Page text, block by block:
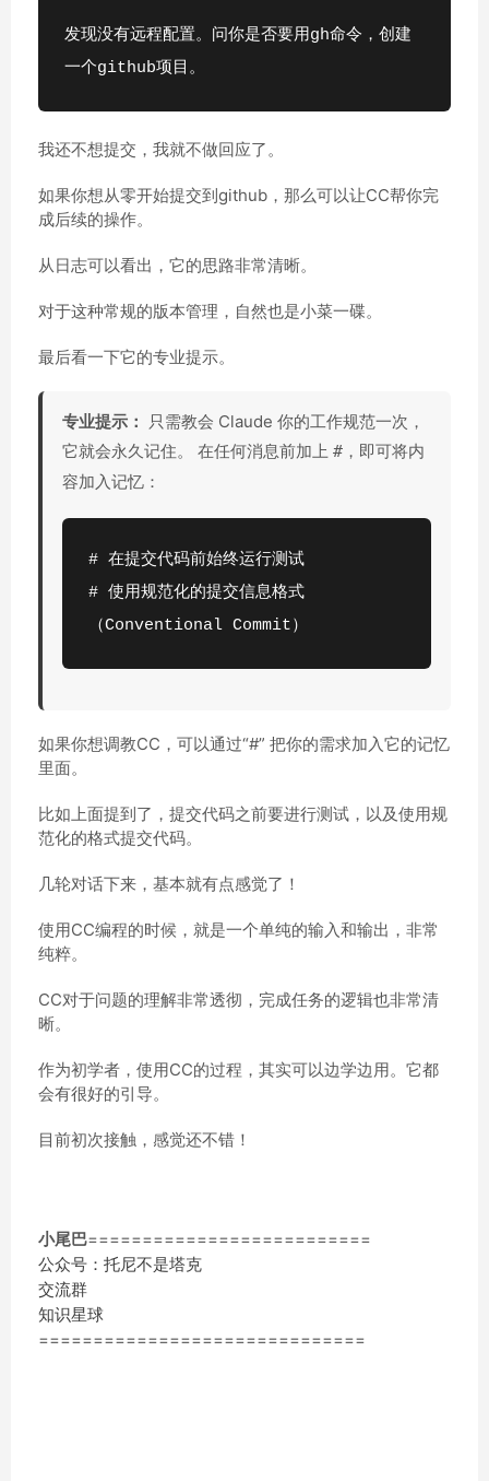
发现没有远程配置。问你是否要用gh命令，创建
一个github项目。
我还不想提交，我就不做回应了。
如果你想从零开始提交到github，那么可以让CC帮你完
成后续的操作。
从日志可以看出，它的思路非常清晰。
对于这种常规的版本管理，自然也是小菜一碟。
最后看一下它的专业提示。
专业提示：
只需教会 Claude 你的工作规范一次，
它就会永久记住。 在任何消息前加上 # ，即可将内
容加入记忆：
# 在提交代码前始终运行测试
# 使用规范化的提交信息格式
（Conventional Commit）
如果你想调教CC，可以通过“#” 把你的需求加入它的记忆
里面。
比如上面提到了，提交代码之前要进行测试，以及使用规
范化的格式提交代码。
几轮对话下来，基本就有点感觉了！
使用CC编程的时候，就是一个单纯的输入和输出，非常
纯粹。
CC对于问题的理解非常透彻，完成任务的逻辑也非常清
晰。
作为初学者，使用CC的过程，其实可以边学边用。它都
会有很好的引导。
目前初次接触，感觉还不错！
小尾巴==========================
公众号：托尼不是塔克
交流群
知识星球
==============================